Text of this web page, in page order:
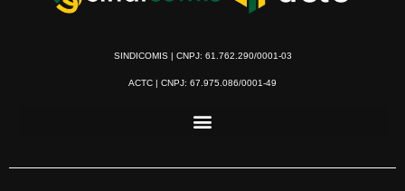
SINDICOMIS | CNPJ: 61.762.290/0001-03
ACTC | CNPJ: 67.975.086/0001-49